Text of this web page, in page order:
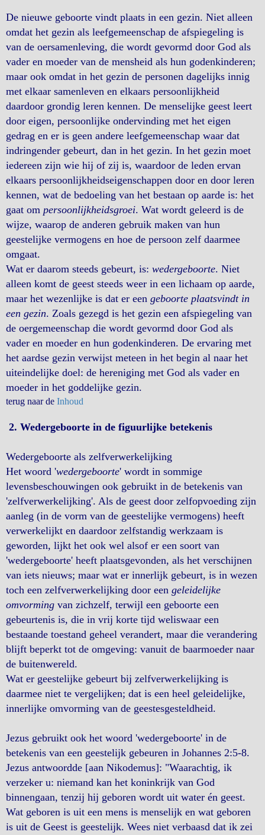
De nieuwe geboorte vindt plaats in een gezin. Niet alleen
omdat het gezin als leefgemeenschap de afspiegeling is
van de oersamenleving, die wordt gevormd door God als
vader en moeder van de mensheid als hun godenkinderen;
maar ook omdat in het gezin de personen dagelijks innig
met elkaar samenleven en elkaars persoonlijkheid
daardoor grondig leren kennen. De menselijke geest leert
door eigen, persoonlijke ondervinding met het eigen
gedrag en er is geen andere leefgemeenschap waar dat
indringender gebeurt, dan in het gezin. In het gezin moet
iedereen zijn wie hij of zij is, waardoor de leden ervan
elkaars persoonlijkheidseigenschappen door en door leren
kennen, wat de bedoeling van het bestaan op aarde is: het
gaat om persoonlijkheidsgroei. Wat wordt geleerd is de
wijze, waarop de anderen gebruik maken van hun
geestelijke vermogens en hoe de persoon zelf daarmee
omgaat.
Wat er daarom steeds gebeurt, is: wedergeboorte. Niet
alleen komt de geest steeds weer in een lichaam op aarde,
maar het wezenlijke is dat er een geboorte plaatsvindt in
een gezin. Zoals gezegd is het gezin een afspiegeling van
de oergemeenschap die wordt gevormd door God als
vader en moeder en hun godenkinderen. De ervaring met
het aardse gezin verwijst meteen in het begin al naar het
uiteindelijke doel: de hereniging met God als vader en
moeder in het goddelijke gezin.
terug naar de Inhoud
2. Wedergeboorte in de figuurlijke betekenis
Wedergeboorte als zelfverwerkelijking
Het woord 'wedergeboorte' wordt in sommige
levensbeschouwingen ook gebruikt in de betekenis van
'zelfverwerkelijking'. Als de geest door zelfopvoeding zijn
aanleg (in de vorm van de geestelijke vermogens) heeft
verwerkelijkt en daardoor zelfstandig werkzaam is
geworden, lijkt het ook wel alsof er een soort van
'wedergeboorte' heeft plaatsgevonden, als het verschijnen
van iets nieuws; maar wat er innerlijk gebeurt, is in wezen
toch een zelfverwerkelijking door een geleidelijke
omvorming van zichzelf, terwijl een geboorte een
gebeurtenis is, die in vrij korte tijd weliswaar een
bestaande toestand geheel verandert, maar die verandering
blijft beperkt tot de omgeving: vanuit de baarmoeder naar
de buitenwereld.
Wat er geestelijke gebeurt bij zelfverwerkelijking is
daarmee niet te vergelijken; dat is een heel geleidelijke,
innerlijke omvorming van de geestesgesteldheid.
Jezus gebruikt ook het woord 'wedergeboorte' in de
betekenis van een geestelijk gebeuren in Johannes 2:5-8.
Jezus antwoordde [aan Nikodemus]: "Waarachtig, ik
verzeker u: niemand kan het koninkrijk van God
binnengaan, tenzij hij geboren wordt uit water én geest.
Wat geboren is uit een mens is menselijk en wat geboren
is uit de Geest is geestelijk. Wees niet verbaasd dat ik zei